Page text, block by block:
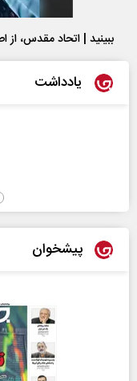
ببینید | اتحاد مقدس، از
یادداشت
پیشخوان